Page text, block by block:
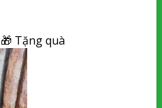
🎁 Tặng quà